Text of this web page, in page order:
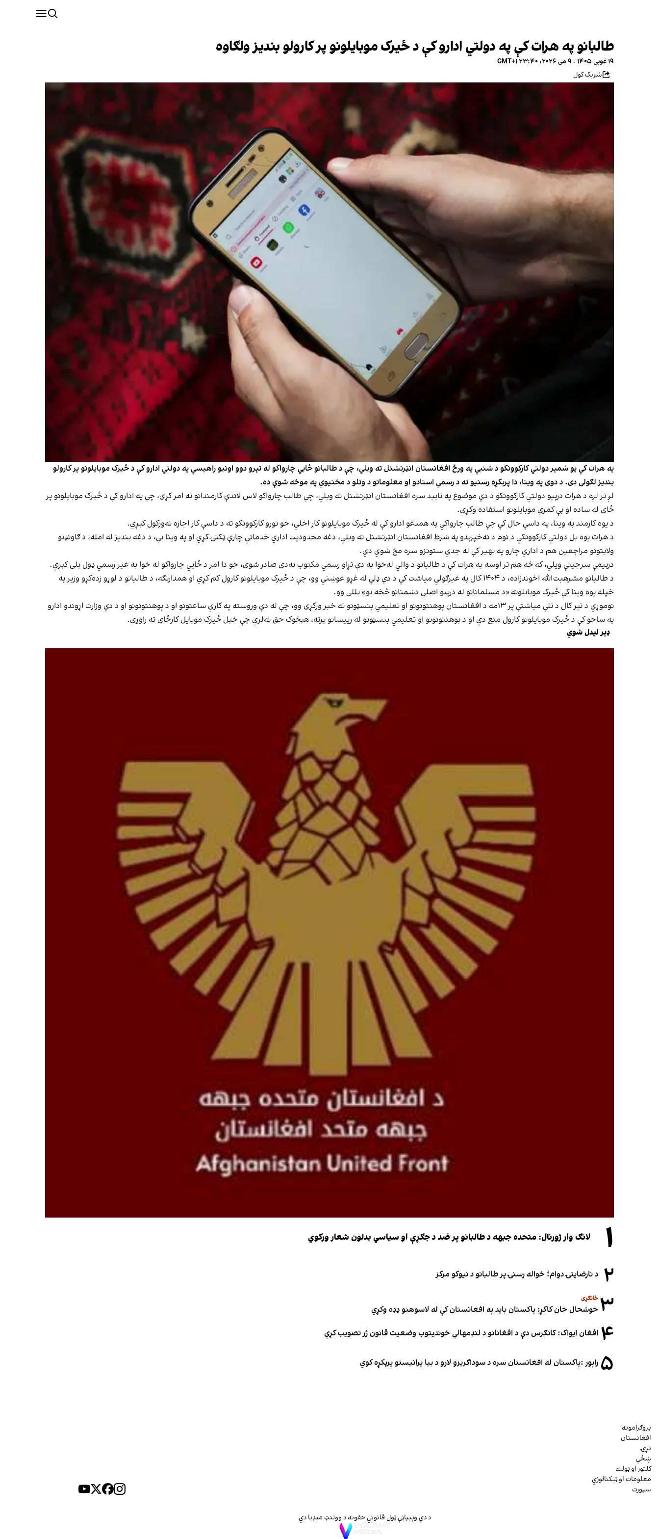
طالبانو په هرات کې په دولتي ادارو کې د ځیرک موبایلونو پر کارولو بندیز ولګاوه
۱۹ غویی ۱۴۰۵ - ۹ می ۲۰۲۶، ۲۳:۴۰ GMT+۱
شریک کول
په هرات کې یو شمېر دولتي کارکوونکو د شنبې په ورځ افغانستان انټرنشنل ته ویلي، چې د طالبانو ځايي چارواکو له تېرو دوو اونیو راهیسې په دولتي ادارو کې د ځیرک موبایلونو پر کارولو
بندیز لګولی دی. د دوی په وینا، دا پرېکړه رسنیو ته د رسمي اسنادو او معلوماتو د وتلو د مخنیوي په موخه شوې ده.
لږ تر لږه د هرات درېیو دولتي کارکوونکو د دې موضوع په تایید سره افغانستان انټرنشنل ته ویلي، چې طالب چارواکو لاس لاندې کارمندانو ته امر کړی، چې په ادارو کې د ځیرک موبایلونو پر
ځای له ساده او بې کمرې موبایلونو استفاده وکړي.
د یوه کارمند په وینا، په داسې حال کې چې طالب چارواکي په همدغو ادارو کې له ځیرک موبایلونو کار اخلي، خو نورو کارکوونکو ته د داسې کار اجازه نه‌ورکول کېږي.
د هرات یوه بل دولتي کارکوونکي د نوم د نه‌خپرېدو په شرط افغانستان انټرنشنل ته ویلي، دغه محدودیت اداري خدماتي چارې ټکنۍ کړي او په وینا یې، د دغه بندیز له امله، د ګاونډیو
ولایتونو مراجعین هم د اداري چارو په بهیر کې له جدي ستونزو سره مخ شوي دي.
درېیمې سرچینې ویلي، که څه هم تر اوسه په هرات کې د طالبانو د والي له‌خوا په دې تړاو رسمي مکتوب نه‌دی صادر شوی، خو دا امر د ځايي چارواکو له خوا په غیر رسمي ډول پلی کېږي.
د طالبانو مشرهبت‌الله اخوندزاده، د ۱۴۰۴ کال په غبرګولي میاشت کې د دې ډلې له غړو غوښتي وو، چې د ځیرک موبایلونو کارول کم کړي او همدارنګه، د طالبانو د لوړو زده‌کړو وزیر په
خپله یوه وینا کې ځیرک موبایلونه «د مسلمانانو له درېیو اصلي دښمنانو څخه یو» بللی وو.
نوموړي د تېر کال د تلې میاشتې پر ۱۳مه د افغانستان پوهنتونونو او تعلیمي بنسټونو ته خبر ورکړی وو، چې له دې وروسته په کاري ساعتونو او د پوهنتونونو او د دې وزارت اړوندو ادارو
په ساحو کې د ځیرک موبایلونو کارول منع دي او د پوهنتونونو او تعلیمي بنسټونو له رییسانو پرته، هېڅوک حق نه‌لري چې خپل ځیرک موبایل کارځای ته راوړي.
ډېر لیدل شوي
۱ لانګ وار ژورنال: متحده جبهه د طالبانو پر ضد د جګړې او سیاسي بدلون شعار ورکوي
۲ د نارضایتۍ دوام؛ خواله رسنۍ پر طالبانو د نیوکو مرکز
۳ ځانګړی
خوشحال خان کاکړ: پاکستان بايد په افغانستان کې له لاسوهنو ډډه وکړي
۴ افغان ایواک: کانګرس دې د افغانانو د لنډمهالي خوندیتوب وضعیت قانون ژر تصویب کړي
۵ راپور :پاکستان له افغانستان سره د سوداګریزو لارو د بیا پرانیستو پرېکړه کوي
پروګرامونه
افغانستان
نړۍ
ښځې
کلتور او ټولنه
معلومات او ټېکنالوژي
سپورت
د دې وېبپاڼې ټول قانوني حقونه د وولنټ میډیا دي